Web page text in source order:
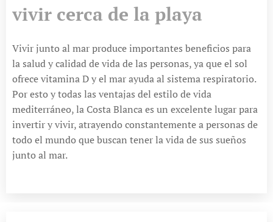
vivir cerca de la playa
Vivir junto al mar produce importantes beneficios para
la salud y calidad de vida de las personas, ya que el sol
ofrece vitamina D y el mar ayuda al sistema respiratorio.
Por esto y todas las ventajas del estilo de vida
mediterráneo, la Costa Blanca es un excelente lugar para
invertir y vivir, atrayendo constantemente a personas de
todo el mundo que buscan tener la vida de sus sueños
junto al mar.